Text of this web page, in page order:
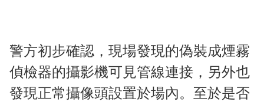
警方初步確認，現場發現的偽裝成煙霧
偵檢器的攝影機可見管線連接，另外也
發現正常攝像頭設置於場內。至於是否